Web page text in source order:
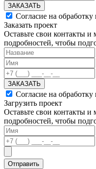
ЗАКАЗАТЬ
Согласие на
Заказать проект
Оставьте свои контакты
подробностей, чтобы
ЗАКАЗАТЬ
Согласие на
Загрузить проект
Оставьте свои контакты
подробностей, чтобы
Отправить